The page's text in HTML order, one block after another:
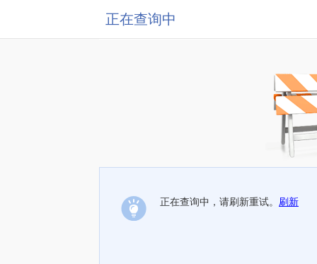
正在查询中
正在查询中，请刷新重试。 刷新